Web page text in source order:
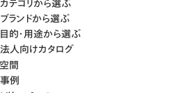
カテゴリから選ぶ
ブランドから選ぶ
目的・用途から選ぶ
法人向けカタログ
空間
事例